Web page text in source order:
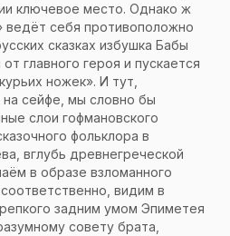
ключевое место. Однако ж
ведёт себя противоположно
сказках избушка Бабы
главного героя и пускается
ножек». И тут,
сейфе, мы словно бы
слои гофмановского
фольклора в
вглубь древнегреческой
в образе взломанного
видим в
задним умом Эпиметея
совету брата,